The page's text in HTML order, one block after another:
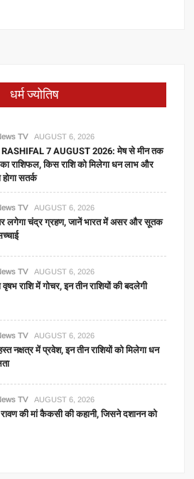
धर्म ज्योतिष
TV AUGUST 6, 2026
7 AUGUST 2026: मेष से मीन तक
राशिफल, किस राशि को मिलेगा धन लाभ और
सतर्क
TV AUGUST 6, 2026
पर लगेगा चंद्र ग्रहण, जानें भारत में असर और सूतक
TV AUGUST 6, 2026
राशि में गोचर, इन तीन राशियों की बदलेगी
TV AUGUST 6, 2026
नक्षत्र में प्रवेश, इन तीन राशियों को मिलेगा धन
TV AUGUST 6, 2026
रावण की मां कैकसी की कहानी, जिसने दशानन को